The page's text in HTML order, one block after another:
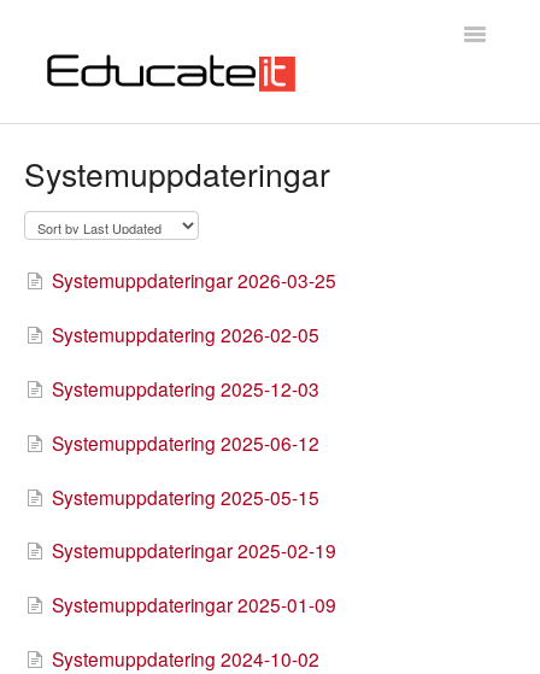
Toggle
Systemuppdateringar
Systemuppdateringar 2026-03-25
Systemuppdatering 2026-02-05
Systemuppdatering 2025-12-03
Systemuppdatering 2025-06-12
Systemuppdatering 2025-05-15
Systemuppdateringar 2025-02-19
Systemuppdateringar 2025-01-09
Systemuppdatering 2024-10-02